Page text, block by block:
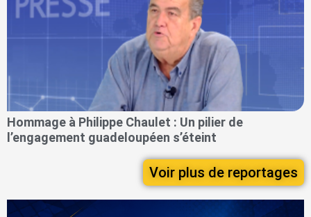
Hommage à Philippe Chaulet : Un pilier de
l’engagement guadeloupéen s’éteint
Voir plus de reportages